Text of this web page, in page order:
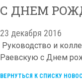
С ДНЕМ
23 декабря 2016
Руководство и
Раевскую с Днем
ВЕРНУТЬСЯ К СПИСКУ